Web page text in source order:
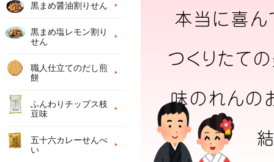
本当に喜ん
つくりたて
味のれんの
黒まめ醤油割りせん
黒まめ塩レモン割り
せん
職人仕立てのだし煎
餅
ふんわりチップス枝
豆味
五十六カレーせんべ
い